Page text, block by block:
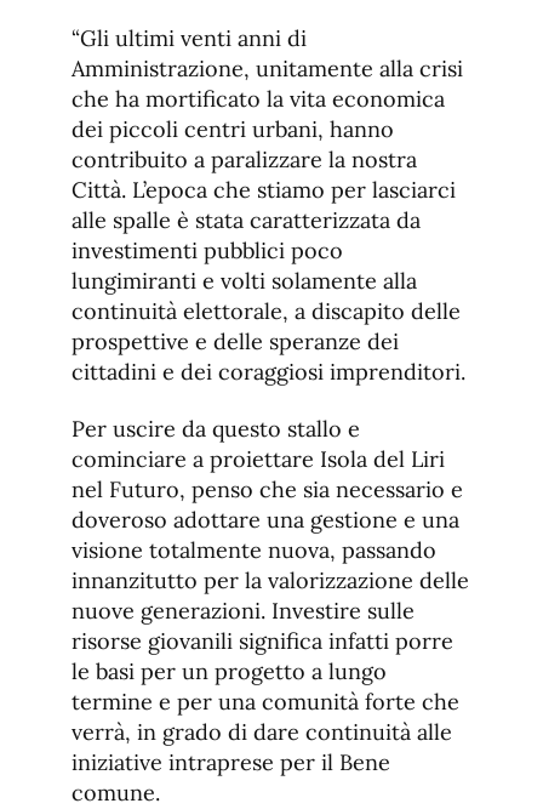
de
fuente
de
fuente.
“Gli ultimi venti anni di
Amministrazione, unitamente alla crisi
che ha mortificato la vita economica
dei piccoli centri urbani, hanno
contribuito a paralizzare la nostra
Città. L’epoca che stiamo per lasciarci
alle spalle è stata caratterizzata da
investimenti pubblici poco
lungimiranti e volti solamente alla
continuità elettorale, a discapito delle
prospettive e delle speranze dei
cittadini e dei coraggiosi imprenditori.
Per uscire da questo stallo e
cominciare a proiettare Isola del Liri
nel Futuro, penso che sia necessario e
doveroso adottare una gestione e una
visione totalmente nuova, passando
innanzitutto per la valorizzazione delle
nuove generazioni. Investire sulle
risorse giovanili significa infatti porre
le basi per un progetto a lungo
termine e per una comunità forte che
verrà, in grado di dare continuità alle
iniziative intraprese per il Bene
comune.